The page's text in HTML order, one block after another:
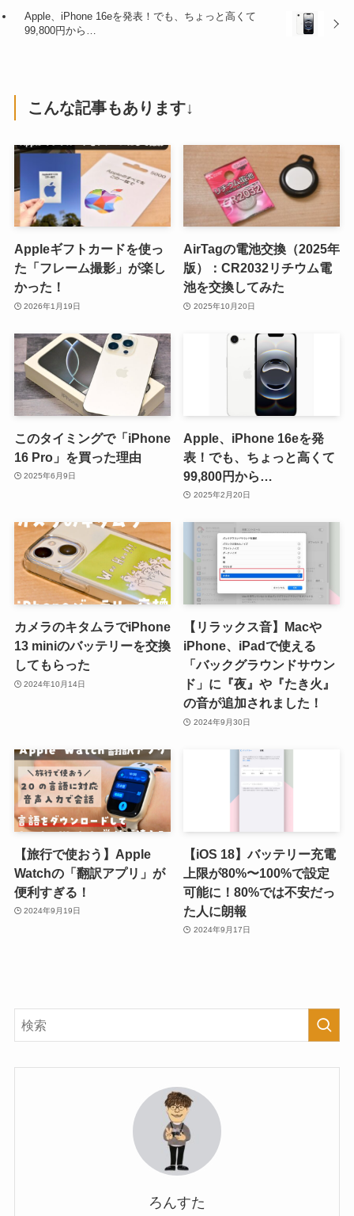
Apple、iPhone 16eを発表！でも、ちょっと高くて
99,800円から…
こんな記事もあります↓
Appleギフトカードを使っ
た「フレーム撮影」が楽し
かった！
2026年1月19日
AirTagの電池交換（2025年
版）：CR2032リチウム電
池を交換してみた
2025年10月20日
このタイミングで「iPhone
16 Pro」を買った理由
2025年6月9日
Apple、iPhone 16eを発
表！でも、ちょっと高くて
99,800円から…
2025年2月20日
カメラのキタムラでiPhone
13 miniのバッテリーを交換
してもらった
2024年10月14日
【リラックス音】Macや
iPhone、iPadで使える
「バックグラウンドサウン
ド」に『夜』や『たき火』
の音が追加されました！
2024年9月30日
【旅行で使おう】Apple
Watchの「翻訳アプリ」が
便利すぎる！
2024年9月19日
【iOS 18】バッテリー充電
上限が80%〜100%で設定
可能に！80%では不安だっ
た人に朗報
2024年9月17日
ろんすた